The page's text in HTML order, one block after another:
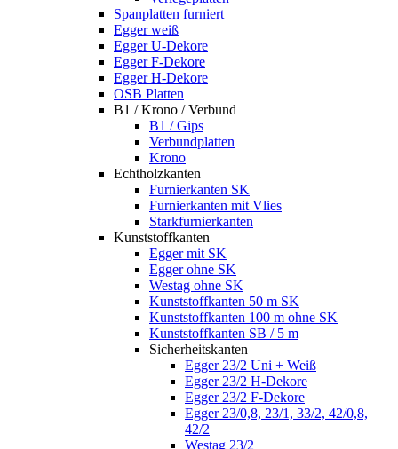
Spanplatten furniert
Egger weiß
Egger U-Dekore
Egger F-Dekore
Egger H-Dekore
OSB Platten
B1 / Krono / Verbund
B1 / Gips
Verbundplatten
Krono
Echtholzkanten
Furnierkanten SK
Furnierkanten mit Vlies
Starkfurnierkanten
Kunststoffkanten
Egger mit SK
Egger ohne SK
Westag ohne SK
Kunststoffkanten 50 m SK
Kunststoffkanten 100 m ohne SK
Kunststoffkanten SB / 5 m
Sicherheitskanten
Egger 23/2 Uni + Weiß
Egger 23/2 H-Dekore
Egger 23/2 F-Dekore
Egger 23/0,8, 23/1, 33/2, 42/0,8,
42/2
Westag 23/2